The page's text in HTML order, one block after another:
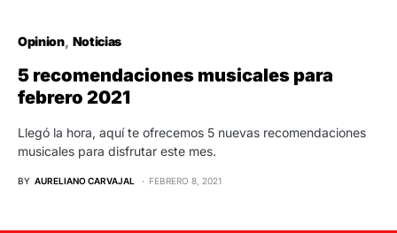
Opinion Noticias
5 recomendaciones musicales para
febrero 2021
Llegó la hora, aquí te ofrecemos 5 nuevas recomendaciones
musicales para disfrutar este mes.
BY AURELIANO CARVAJAL FEBRERO 8, 2021